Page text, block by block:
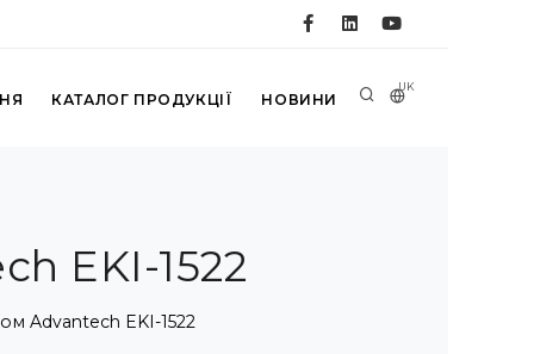
UK
КАТАЛОГ ПРОДУКЦІЇ НОВИНИ
EKI-1522
Advantech EKI-1522